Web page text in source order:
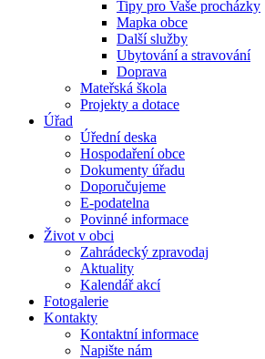
Tipy pro Vaše procházky
Mapka obce
Další služby
Ubytování a stravování
Doprava
Mateřská škola
Projekty a dotace
Úřad
Úřední deska
Hospodaření obce
Dokumenty úřadu
Doporučujeme
E-podatelna
Povinné informace
Život v obci
Zahrádecký zpravodaj
Aktuality
Kalendář akcí
Fotogalerie
Kontakty
Kontaktní informace
Napište nám